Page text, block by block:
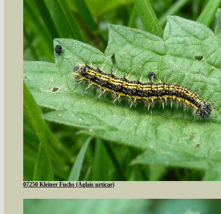
07250 Kleiner Fuchs (Aglais urticae)